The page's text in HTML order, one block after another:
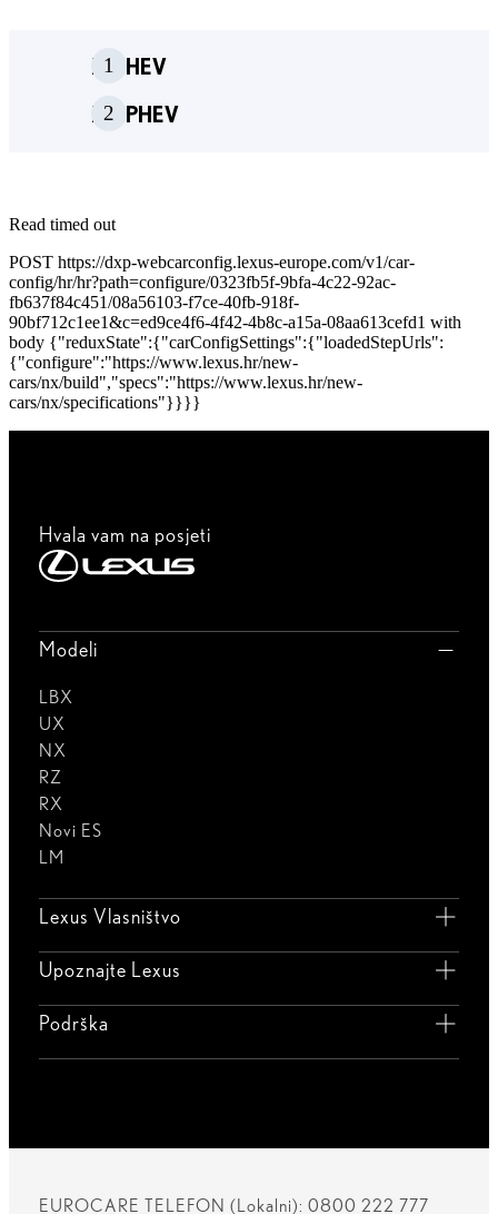
1
NX HEV
2
NX PHEV
Read timed out
POST https://dxp-webcarconfig.lexus-europe.com/v1/car-
config/hr/hr?path=configure/0323fb5f-9bfa-4c22-92ac-
fb637f84c451/08a56103-f7ce-40fb-918f-
90bf712c1ee1&c=ed9ce4f6-4f42-4b8c-a15a-08aa613cefd1 with
body {"reduxState":{"carConfigSettings":{"loadedStepUrls":
{"configure":"https://www.lexus.hr/new-
cars/nx/build","specs":"https://www.lexus.hr/new-
cars/nx/specifications"}}}}
Hvala vam na posjeti
Modeli
LBX
UX
NX
RZ
RX
Novi ES
LM
Lexus Vlasništvo
Upoznajte Lexus
Podrška
EUROCARE TELEFON (Lokalni): 0800 222 777